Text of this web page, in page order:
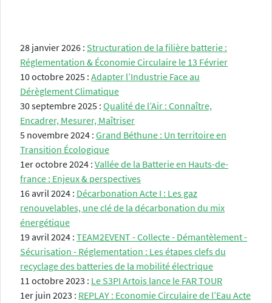
28 janvier 2026 : Structuration de la filière batterie :
Réglementation & Économie Circulaire le 13 Février
10 octobre 2025 : Adapter l’Industrie Face au
Dérèglement Climatique
30 septembre 2025 : Qualité de l’Air : Connaître,
Encadrer, Mesurer, Maîtriser
5 novembre 2024 : Grand Béthune : Un territoire en
Transition Écologique
1er octobre 2024 : Vallée de la Batterie en Hauts-de-
france : Enjeux & perspectives
16 avril 2024 : Décarbonation Acte I : Les gaz
renouvelables, une clé de la décarbonation du mix
énergétique
19 avril 2024 : TEAM2EVENT - Collecte - Démantèlement -
Sécurisation - Réglementation : Les étapes clefs du
recyclage des batteries de la mobilité électrique
11 octobre 2023 : Le S3PI Artois lance le FAR TOUR
1er juin 2023 : REPLAY : Economie Circulaire de l’Eau Acte